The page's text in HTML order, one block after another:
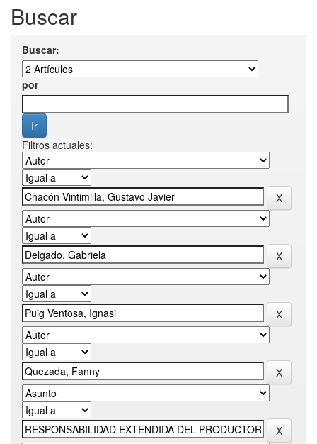
Buscar
Buscar:
por
Filtros actuales: